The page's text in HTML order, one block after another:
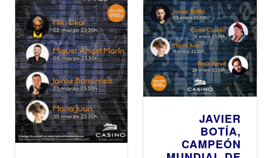
valenciano
JAVIER
BOTÍA,
CAMPEÓN